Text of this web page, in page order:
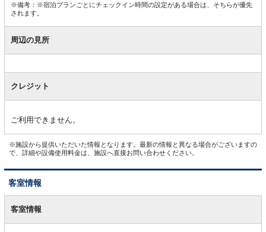
※備考：※宿泊プランごとにチェックイン時間の設定がある場合は、そちらが優先
されます。
周辺の見所
クレジット
ご利用できません。
※施設から提供いただいた情報となります。最新の情報と異なる場合がございますの
で、詳細や設備使用料金は、施設へ直接お問い合わせください。
客室情報
室客室情報